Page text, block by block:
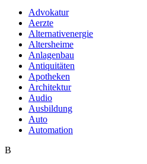
Advokatur
Aerzte
Alternativenergie
Altersheime
Anlagenbau
Antiquitäten
Apotheken
Architektur
Audio
Ausbildung
Auto
Automation
B